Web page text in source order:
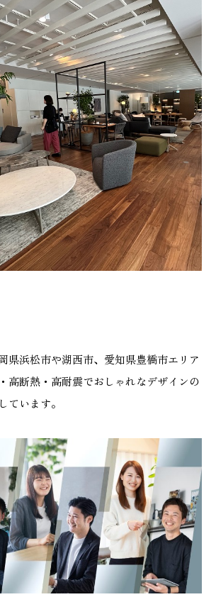
県浜松市や湖西市、愛知県豊橋市エリア
高断熱・高耐震でおしゃれなデザインの
ています。